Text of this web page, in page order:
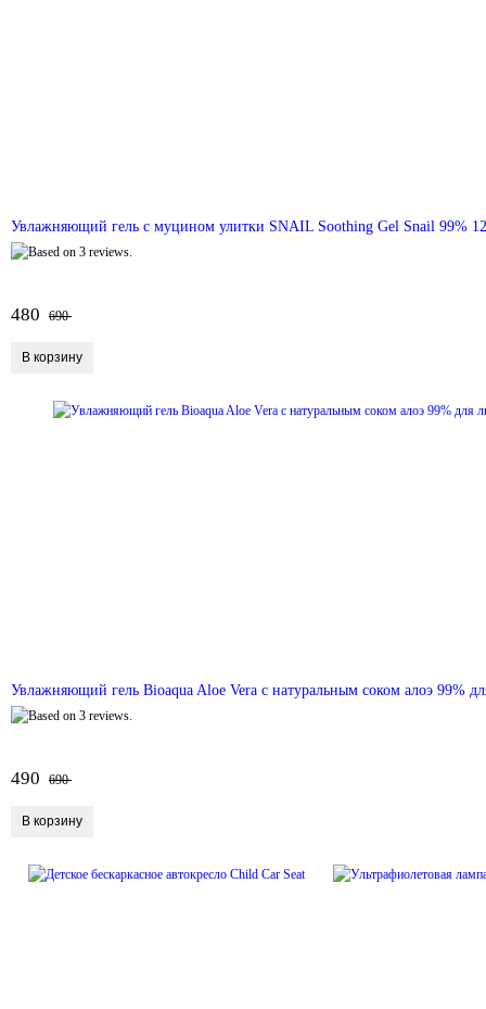
Увлажняющий гель с муцином улитки SNAIL Soothing Gel Snail 99%
480 690
Увлажняющий гель Bioaqua Aloe Vera с натуральным соком алоэ 99%
490 690